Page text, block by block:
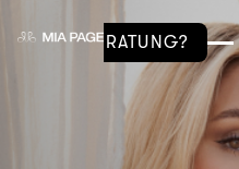
BERATUNG?